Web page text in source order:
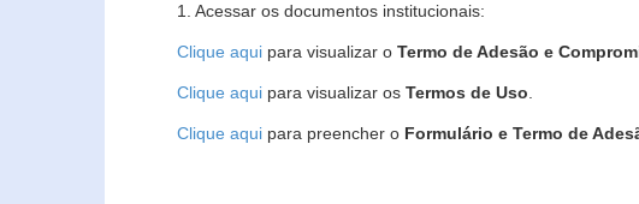
1. Acessar os documentos institucionais:
Clique aqui para visualizar o Termo de Adesão e
Clique aqui para visualizar os Termos de Uso
Clique aqui para preencher o Formulário e Termo de